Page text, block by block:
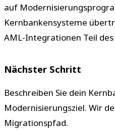
auf
Kernbankensysteme
AML-Integrationen Teil
Nächster Schritt
Beschreiben Sie dein
Modernisierungsziel. Wir
Migrationspfad.